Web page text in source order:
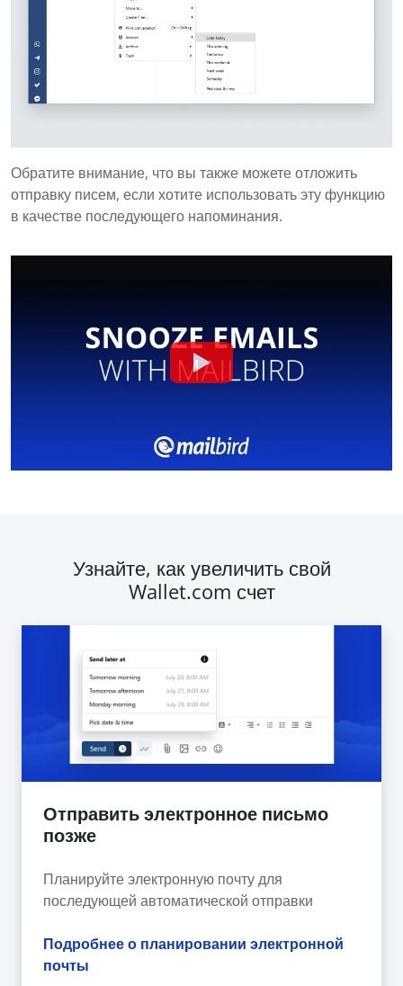
Обратите внимание, что вы также можете отложить
отправку писем, если хотите использовать эту функцию
в качестве последующего напоминания.
Узнайте, как увеличить свой
Wallet.com счет
Отправить электронное письмо
позже
Планируйте электронную почту для
последующей автоматической отправки
Подробнее о планировании электронной
почты